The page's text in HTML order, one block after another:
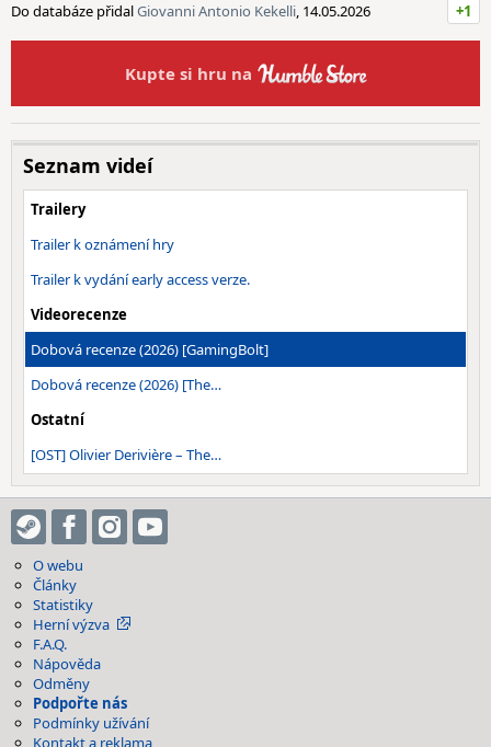
Do databáze přidalGiovanni Antonio Kekelli, 14.05.2026 +1
Kupte si hru na
Seznam videí
Trailery
Trailer k oznámení hry
Trailer k vydání early access verze.
Videorecenze
Dobová recenze (2026) [GamingBolt]
Dobová recenze (2026) [The…
Ostatní
[OST] Olivier Derivière – The…
O webu
Články
Statistiky
Herní výzva
F.A.Q.
Nápověda
Odměny
Podpořte nás
Podmínky užívání
Kontakt a reklama